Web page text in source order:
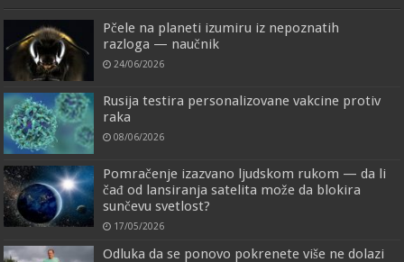
Pčele na planeti izumiru iz nepoznatih
razloga — naučnik
24/06/2026
Rusija testira personalizovane vakcine protiv
raka
08/06/2026
Pomračenje izazvano ljudskom rukom — da li
čađ od lansiranja satelita može da blokira
sunčevu svetlost?
17/05/2026
Odluka da se ponovo pokrenete više ne dolazi